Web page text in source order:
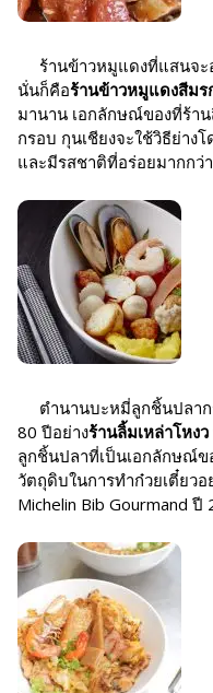
ร้านข้าวหมูแดงที่แสนจะ
นั่นก็คือร้านข้าวหมูแดงสีมร
มานาน เอกลักษณ์ของที่ร้า
กรอบ กุนเชียงจะใช้วิธีย่าง
และมีรสชาติที่อร่อยมากกว่
ตำนานบะหมี่ลูกชิ้นปลาก
80 ปีอย่างร้านลิ้มเหล่าโหงว
ลูกชิ้นปลาที่เป็นเอกลักษณ์
วัตถุดิบในการทำก๋วยเตี๋ยว
Michelin Bib Gourmand